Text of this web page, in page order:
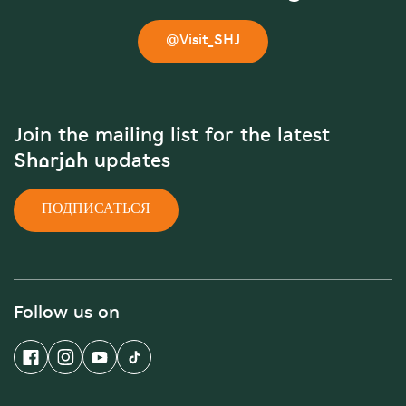
@Visit_SHJ
Join the mailing list for the latest
Sharjah updates
ПОДПИСАТЬСЯ
Follow us on